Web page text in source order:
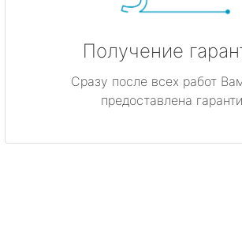
Получение
Сразу после всех работ
предоставлена